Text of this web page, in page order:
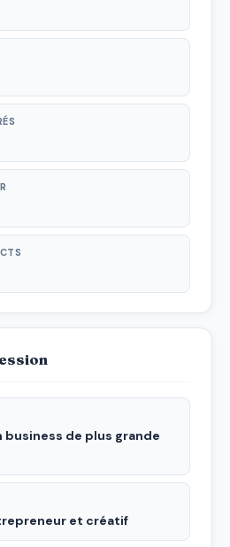
business de plus grande
et créatif